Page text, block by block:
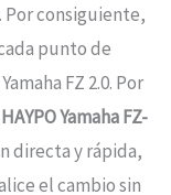
consiguiente,
punto de
FZ 2.0. Por
Yamaha FZ-
directa y rápida,
el cambio sin